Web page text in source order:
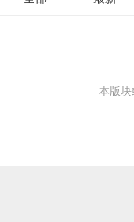
本版